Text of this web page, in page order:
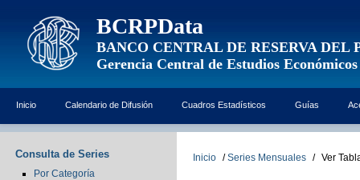
BCRPData
BANCO CENTRAL DE RESERVA DEL
Gerencia Central de Estudios Económicos
Inicio Calendario de Difusión Cuadros Estadísticos Guías
Consulta de Series
Por Categoría
Inicio / Series Mensuales / Ver